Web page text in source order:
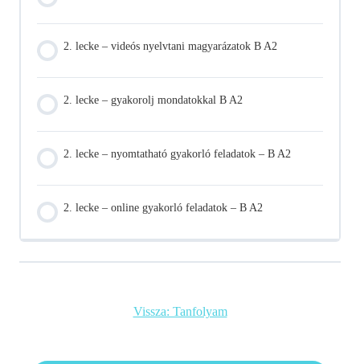
2. lecke – videós nyelvtani magyarázatok B A2
2. lecke – gyakorolj mondatokkal B A2
2. lecke – nyomtatható gyakorló feladatok – B A2
2. lecke – online gyakorló feladatok – B A2
Vissza: Tanfolyam